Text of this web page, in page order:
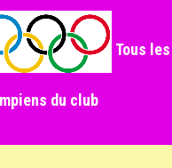
Tous les
du club